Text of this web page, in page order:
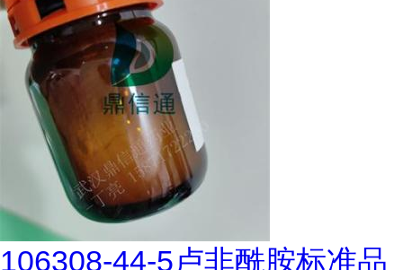
106308-44-5卢非酰胺标准品